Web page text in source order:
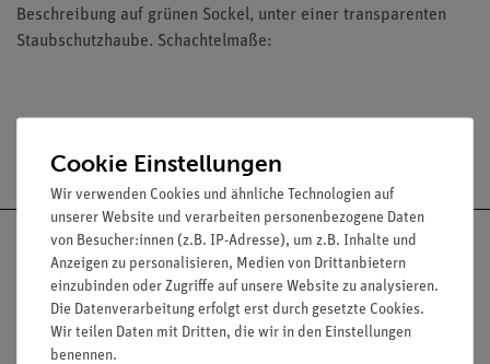
Beschreibung auf grünen Sockel, unter einer transparenten
Staubschutzhaube. Schachtelmaße:
Nach oben
Cookie Einstellungen
Wir verwenden Cookies und ähnliche Technologien auf
unserer Website und verarbeiten personenbezogene Daten
von Besucher:innen (z.B. IP-Adresse), um z.B. Inhalte und
Anzeigen zu personalisieren, Medien von Drittanbietern
einzubinden oder Zugriffe auf unsere Website zu analysieren.
Die Datenverarbeitung erfolgt erst durch gesetzte Cookies.
Wir teilen Daten mit Dritten, die wir in den Einstellungen
benennen.